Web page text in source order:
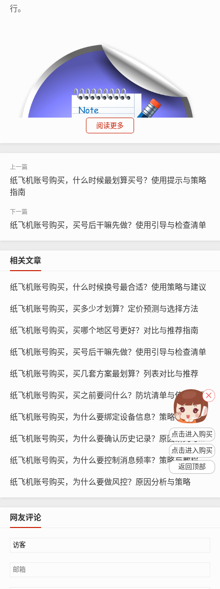
行。
我们需要了解纸飞机账号的类型,纸飞机账号分为个人账号
用于企业用户，在购买账号之前，我们需要明确自己的需
求，选择适合自己的账号类型。
我们需要了解纸飞机账号的价格,纸飞机账号的价格因账号
前，我们需要了解不同账号的价格区间，以便根据自己的
预算做出决策。
阅读更多
纸飞机账号购买，什么时候最划算买号？使用提示与策略
指南
纸飞机账号购买，买号后干嘛先做？使用引导与检查清单
相关文章
纸飞机账号购买，什么时候换号最合适？使用策略与建议
纸飞机账号购买，买多少才划算？定价预测与选择方法
纸飞机账号购买，买哪个地区号更好？对比与推荐指南
纸飞机账号购买，买号后干嘛先做？使用引导与检查清单
纸飞机账号购买，买几套方案最划算？列表对比与推荐
纸飞机账号购买，买之前要问什么？防坑清单与使用引导
纸飞机账号购买，为什么要绑定设备信息？策略与教程
纸飞机账号购买，为什么要确认历史记录？原因研究与步骤
纸飞机账号购买，为什么要控制消息频率？策略与教程
纸飞机账号购买，为什么要做风控？原因分析与策略
网友评论
点击进入购买
点击进入购买
返回顶部